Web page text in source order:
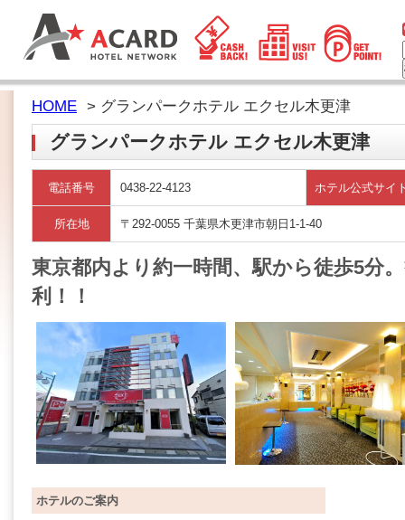
HOME > グランパークホテル エクセル木更津
グランパークホテル エクセル木更津
電話番号 0438-22-4123 ホテル公式サイ
所在地 〒292-0055 千葉県木更津市朝日1-1-40
東京都内より約一時間、駅から徒歩5分
利！！
ホテルのご案内